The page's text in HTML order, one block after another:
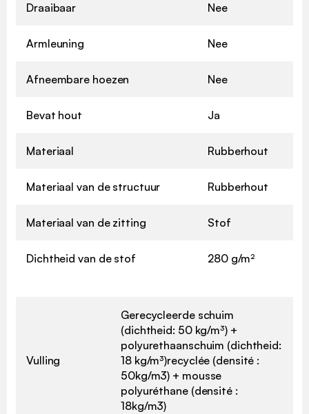
Draaibaar Nee
Armleuning Nee
Afneembare hoezen Nee
Bevat hout Ja
Materiaal Rubberhout
Materiaal van de structuur Rubberhout
Materiaal van de zitting Stof
Dichtheid van de stof 280 g/m²
Vulling
Gerecycleerde schuim
(dichtheid: 50 kg/m³) +
polyurethaanschuim (dichtheid:
18 kg/m³)recyclée (densité :
50kg/m3) + mousse
polyuréthane (densité :
18kg/m3)